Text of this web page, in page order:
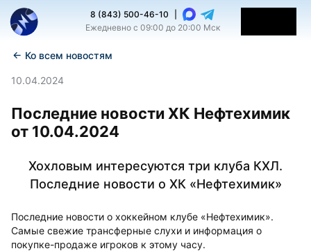
8 (843) 500-46-10
Ежедневно с 09:00 до 20:00 Мск
← Ко всем новостям
10.04.2024
Последние новости ХК Нефтехимик
от 10.04.2024
Хохловым интересуются три клуба КХЛ.
Последние новости о ХК «Нефтехимик»
Последние новости о хоккейном клубе «Нефтехимик».
Самые свежие трансферные слухи и информация о
покупке-продаже игроков к этому часу.